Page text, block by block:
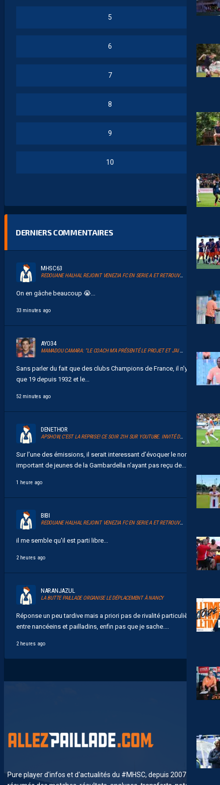
5
6
7
8
9
10
DERNIERS COMMENTAIRES
MHSC63
REDOUANE HALHAL REJOINT VENEZIA FC EN SERIE A ET RETROUVERA AKOR ADAMS
On en gâche beaucoup 😭...
33 minutes ago
AYO34
MAMADOU CAMARA: “LE COACH M’A PRÉSENTÉ LE PROJET ET J’AI TOUT DE SUITE ADHÉRÉ.”
Sans parler du fait que des clubs Champions de France, il n'y en a
que 19 depuis 1932 et le...
52 minutes ago
DENETHOR
APSHOW, C’EST LA REPRISE! CE SOIR 21H SUR YOUTUBE. INVITÉ DAVID GLUZMAN DE L’AFTER FOOT.
Sur l’une des émissions, il serait interessant d’évoquer le nombre
important de jeunes de la Gambardella n’ayant pas reçu de...
1 heure ago
BIBI
REDOUANE HALHAL REJOINT VENEZIA FC EN SERIE A ET RETROUVERA AKOR ADAMS
il me semble qu'il est parti libre...
2 heures ago
NARANJAZUL
LA BUTTE PAILLADE ORGANISE LE DÉPLACEMENT À NANCY
Réponse un peu tardive mais a priori pas de rivalité particulière
entre nancéeins et pailladins, enfin pas que je sache....
2 heures ago
Pure player d'infos et d'actualités du #MHSC, depuis 2007. News,